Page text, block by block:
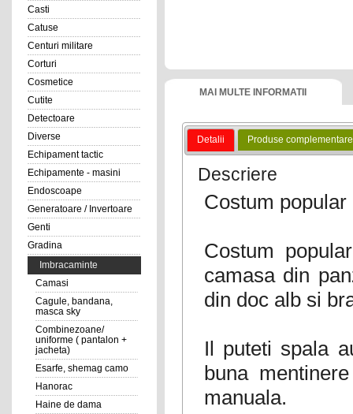
Casti
Catuse
Centuri militare
Corturi
Cosmetice
Cutite
Detectoare
Diverse
Echipament tactic
Echipamente - masini
Endoscoape
Generatoare / Invertoare
Genti
Gradina
Imbracaminte
Camasi
Cagule, bandana,
masca sky
Combinezoane/
uniforme ( pantalon +
jacheta)
Esarfe, shemag camo
Hanorac
Haine de dama
MAI MULTE INFORMATII
Detalii Produse complementare
Descriere
Costum
Costum
camasa din
din doc alb si
Il puteti spala
buna
manuala.